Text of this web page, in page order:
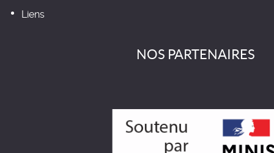
Liens
NOS PARTENAIRES